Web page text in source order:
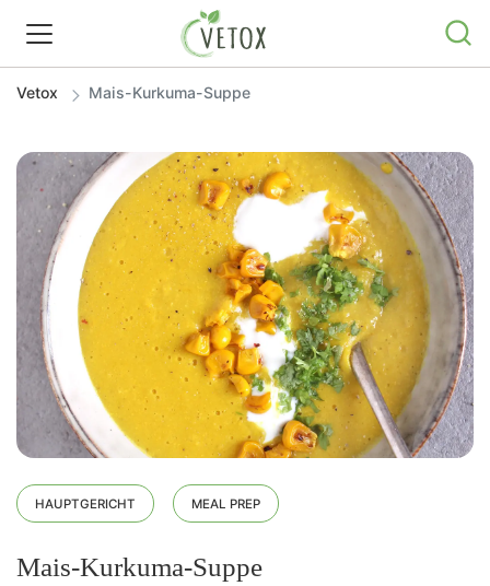
REZEPTWELT
WISSEN
SHOP
GRATIS ERNÄHRUNGSTIPPS
Vetox Mais-Kurkuma-Suppe
HAUPTGERICHT MEAL PREP
Mais-Kurkuma-Suppe